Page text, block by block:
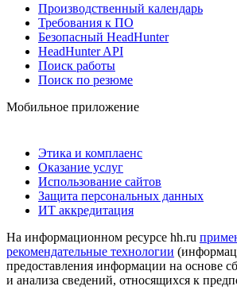
Производственный календарь
Требования к ПО
Безопасный HeadHunter
HeadHunter API
Поиск работы
Поиск по резюме
Мобильное приложение
Этика и комплаенс
Оказание услуг
Использование сайтов
Защита персональных данных
ИТ аккредитация
На информационном ресурсе hh.ru
рекомендательные технологии
предоставления информации на основе
и анализа сведений, относящихся к